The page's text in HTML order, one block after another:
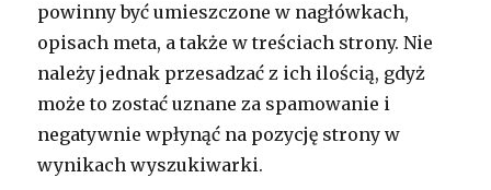
powinny być umieszczone w nagłówkach,
opisach meta, a także w treściach strony. Nie
należy jednak przesadzać z ich ilością, gdyż
może to zostać uznane za spamowanie i
negatywnie wpłynąć na pozycję strony w
wynikach wyszukiwarki.